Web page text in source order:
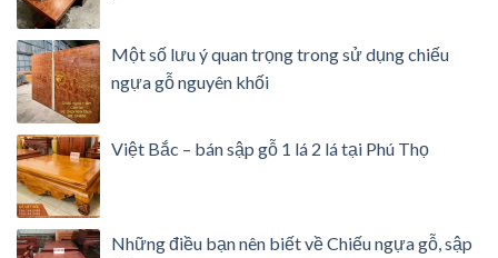
Một số lưu ý quan trọng trong sử dụng chiếu
ngựa gỗ nguyên khối
Việt Bắc – bán sập gỗ 1 lá 2 lá tại Phú Thọ
Những điều bạn nên biết về Chiếu ngựa gỗ, sập